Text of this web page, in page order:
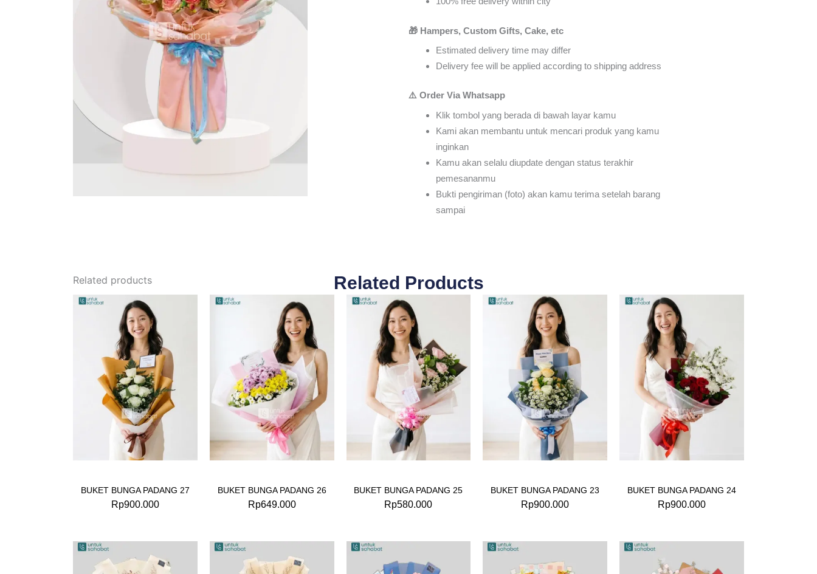
🎁 Hampers, Custom Gifts, Cake, etc
Estimated delivery time may differ
Delivery fee will be applied according to shipping address
⚠️ Order Via Whatsapp
Klik tombol yang berada di bawah layar kamu
Kami akan membantu untuk mencari produk yang kamu
inginkan
Kamu akan selalu diupdate dengan status terakhir
pemesananmu
Bukti pengiriman (foto) akan kamu terima setelah barang
sampai
Related Products
Related products
BUKET BUNGA PADANG 27
Rp900.000
BUKET BUNGA PADANG 26
Rp649.000
BUKET BUNGA PADANG 25
Rp580.000
BUKET BUNGA PADANG 23
Rp900.000
BUKET BUNGA PADANG 24
Rp900.000